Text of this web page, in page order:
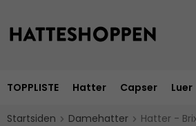
TOPPLISTE Hatter Capser Luer
Startsiden Damehatter Hatter -